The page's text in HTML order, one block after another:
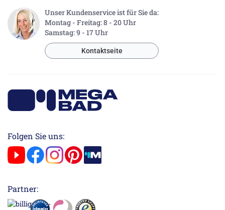
Unser Kundenservice ist für Sie da:
Montag - Freitag: 8 - 20 Uhr
Samstag: 9 - 17 Uhr
Kontaktseite
Folgen Sie uns:
Partner: